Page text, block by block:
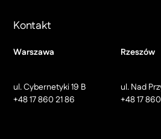
Kontakt
Warszawa
ul. Cybernetyki 19 B
+48 17 860 21 86
Rzeszów
ul. Nad
+48 17